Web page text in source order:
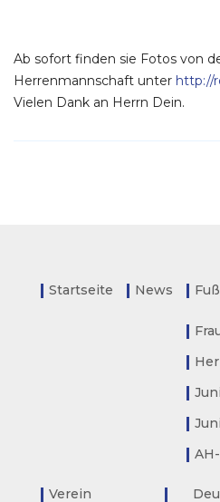
Ab sofort finden sie Fotos von
Herrenmannschaft unter http://
Vielen Dank an Herrn Dein.
Startseite News
Verein